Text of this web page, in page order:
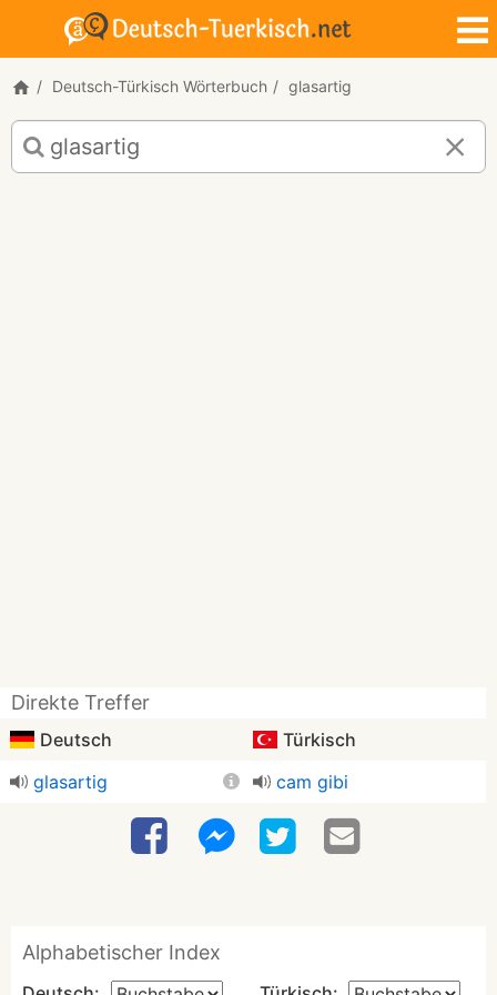
Deutsch-Türkisch Wörterbuch glasartig
Deutsch-
Türkisch
Übersetzung
Direkte Treffer
Deutsch
Türkisch
glasartig
cam gibi
Alphabetischer Index